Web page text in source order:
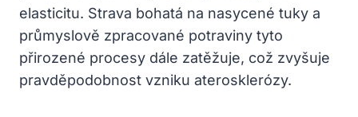
elasticitu. Strava bohatá na nasycené tuky a
průmyslově zpracované potraviny tyto
přirozené procesy dále zatěžuje, což zvyšuje
pravděpodobnost vzniku aterosklerózy.